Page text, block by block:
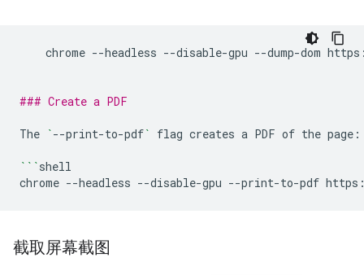
chrome --headless --disable-gpu --dump-dom
### Create a PDF
The `--print-to-pdf` flag creates a PDF of the page:
```shell
chrome --headless --disable-gpu --print-to-pdf
截取屏幕截图